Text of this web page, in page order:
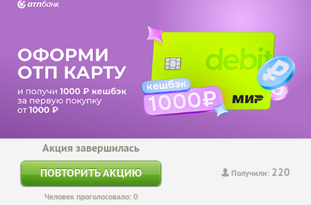
Получили: 220
Акция завершилась
ПОВТОРИТЬ АКЦИЮ
Человек проголосовало: 0